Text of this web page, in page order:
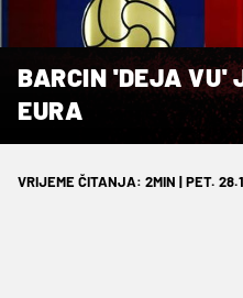
BARCIN 'DEJA VU'
EURA
VRIJEME ČITANJA: 2MIN | PET.